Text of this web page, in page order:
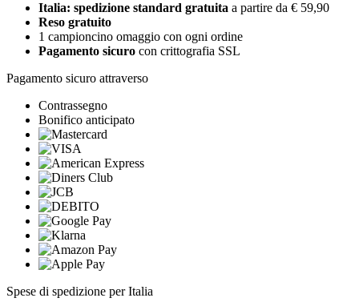
Italia: spedizione standard gratuita a partire da € 59,90
Reso gratuito
1 campioncino omaggio con ogni ordine
Pagamento sicuro con crittografia SSL
Pagamento sicuro attraverso
Contrassegno
Bonifico anticipato
Spese di spedizione per Italia